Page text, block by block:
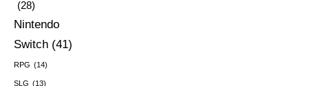
(28)
Nintendo
Switch (41)
RPG (14)
SLG (13)